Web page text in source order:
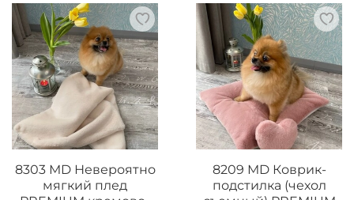
8303 MD Невероятно
мягкий плед
8209 MD Коврик-
подстилка (чехол